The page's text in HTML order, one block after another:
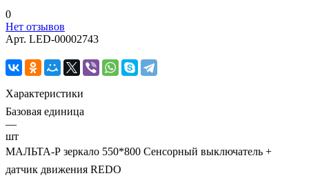
0
Нет отзывов
Арт. LED-00002743
Характеристики
Базовая единица
—
шт
МАЛЬТА-P зеркало 550*800 Сенсорный выключатель +
датчик движения REDO